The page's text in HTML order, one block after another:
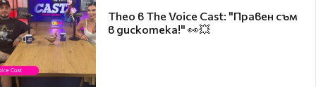
Theo в The Voice Cast: "Правен съм
в дискотека!" 👀💥